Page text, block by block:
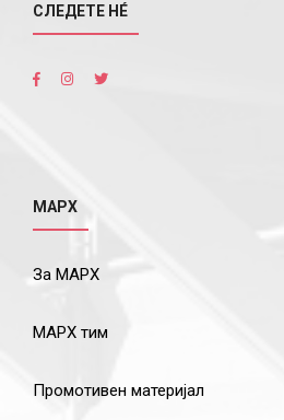
СЛЕДЕТЕ НÉ
МАРХ
За МАРХ
МАРХ тим
Промотивен материјал